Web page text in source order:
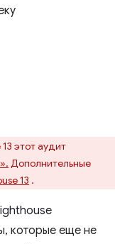
этот аудит
Дополнительные
13 .
которые еще не